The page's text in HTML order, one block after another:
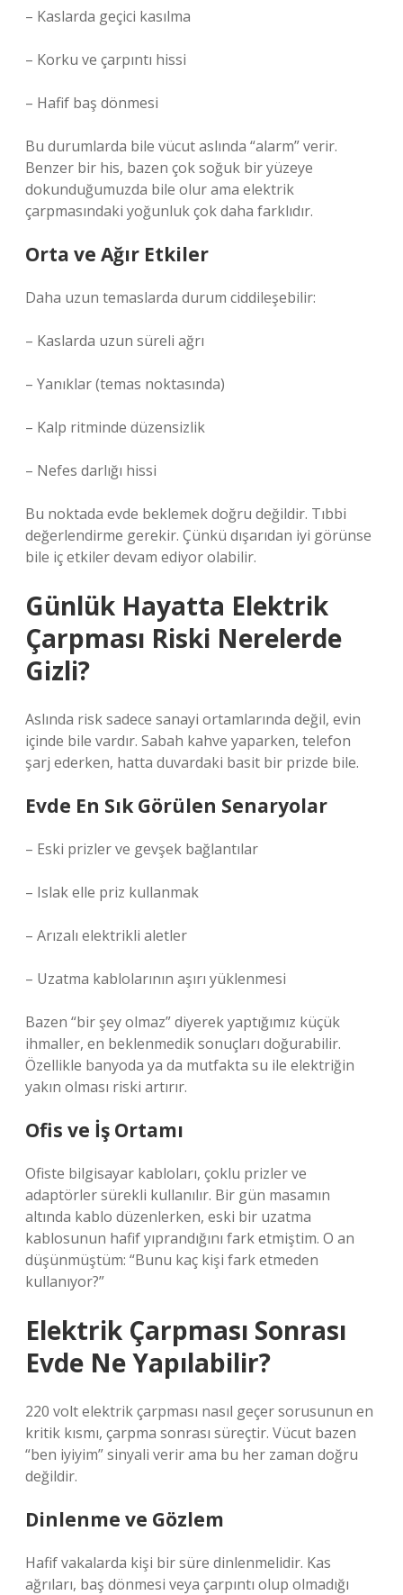
– Kaslarda geçici kasılma
– Korku ve çarpıntı hissi
– Hafif baş dönmesi
Bu durumlarda bile vücut aslında “alarm” verir.
Benzer bir his, bazen çok soğuk bir yüzeye
dokunduğumuzda bile olur ama elektrik
çarpmasındaki yoğunluk çok daha farklıdır.
Orta ve Ağır Etkiler
Daha uzun temaslarda durum ciddileşebilir:
– Kaslarda uzun süreli ağrı
– Yanıklar (temas noktasında)
– Kalp ritminde düzensizlik
– Nefes darlığı hissi
Bu noktada evde beklemek doğru değildir. Tıbbi
değerlendirme gerekir. Çünkü dışarıdan iyi görünse
bile iç etkiler devam ediyor olabilir.
Günlük Hayatta Elektrik
Çarpması Riski Nerelerde
Gizli?
Aslında risk sadece sanayi ortamlarında değil, evin
içinde bile vardır. Sabah kahve yaparken, telefon
şarj ederken, hatta duvardaki basit bir prizde bile.
Evde En Sık Görülen Senaryolar
– Eski prizler ve gevşek bağlantılar
– Islak elle priz kullanmak
– Arızalı elektrikli aletler
– Uzatma kablolarının aşırı yüklenmesi
Bazen “bir şey olmaz” diyerek yaptığımız küçük
ihmaller, en beklenmedik sonuçları doğurabilir.
Özellikle banyoda ya da mutfakta su ile elektriğin
yakın olması riski artırır.
Ofis ve İş Ortamı
Ofiste bilgisayar kabloları, çoklu prizler ve
adaptörler sürekli kullanılır. Bir gün masamın
altında kablo düzenlerken, eski bir uzatma
kablosunun hafif yıprandığını fark etmiştim. O an
düşünmüştüm: “Bunu kaç kişi fark etmeden
kullanıyor?”
Elektrik Çarpması Sonrası
Evde Ne Yapılabilir?
220 volt elektrik çarpması nasıl geçer sorusunun en
kritik kısmı, çarpma sonrası süreçtir. Vücut bazen
“ben iyiyim” sinyali verir ama bu her zaman doğru
değildir.
Dinlenme ve Gözlem
Hafif vakalarda kişi bir süre dinlenmelidir. Kas
ağrıları, baş dönmesi veya çarpıntı olup olmadığı